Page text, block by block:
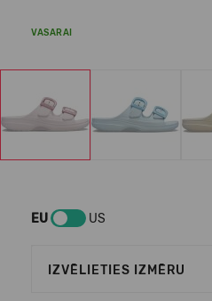
VASARAI
EU US
IZVĒLIETIES IZMĒRU